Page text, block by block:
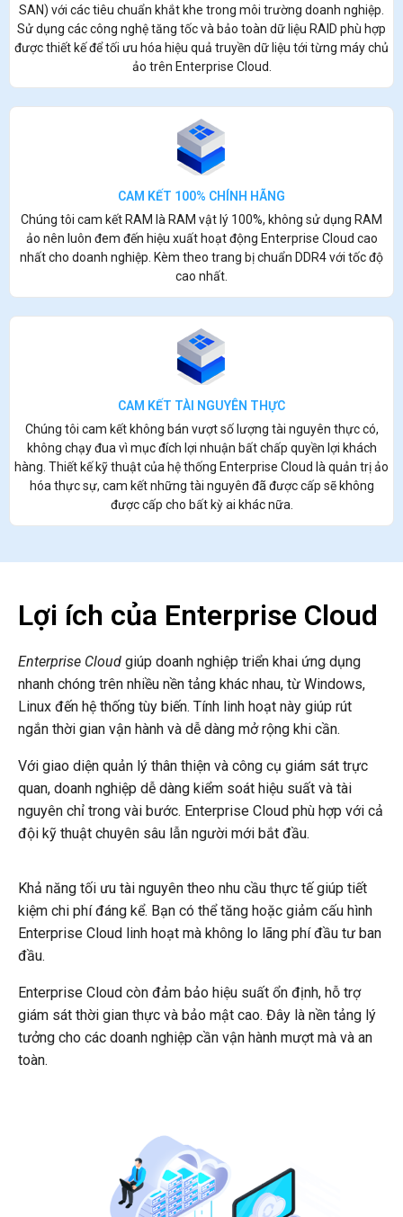
SAN) với các tiêu chuẩn khắt khe trong môi trường doanh nghiệp.
Sử dụng các công nghệ tăng tốc và bảo toàn dữ liệu RAID phù hợp
được thiết kế để tối ưu hóa hiệu quả truyền dữ liệu tới từng máy chủ
ảo trên Enterprise Cloud.
CAM KẾT 100% CHÍNH HÃNG
Chúng tôi cam kết RAM là RAM vật lý 100%, không sử dụng RAM
ảo nên luôn đem đến hiệu xuất hoạt động Enterprise Cloud cao
nhất cho doanh nghiệp. Kèm theo trang bị chuẩn DDR4 với tốc độ
cao nhất.
CAM KẾT TÀI NGUYÊN THỰC
Chúng tôi cam kết không bán vượt số lượng tài nguyên thực có,
không chạy đua vì mục đích lợi nhuận bất chấp quyền lợi khách
hàng. Thiết kế kỹ thuật của hệ thống Enterprise Cloud là quản trị ảo
hóa thực sự, cam kết những tài nguyên đã được cấp sẽ không
được cấp cho bất kỳ ai khác nữa.
Lợi ích của Enterprise Cloud
Enterprise Cloud giúp doanh nghiệp triển khai ứng dụng
nhanh chóng trên nhiều nền tảng khác nhau, từ Windows,
Linux đến hệ thống tùy biến. Tính linh hoạt này giúp rút
ngắn thời gian vận hành và dễ dàng mở rộng khi cần.
Với giao diện quản lý thân thiện và công cụ giám sát trực
quan, doanh nghiệp dễ dàng kiểm soát hiệu suất và tài
nguyên chỉ trong vài bước. Enterprise Cloud phù hợp với cả
đội kỹ thuật chuyên sâu lẫn người mới bắt đầu.
Khả năng tối ưu tài nguyên theo nhu cầu thực tế giúp tiết
kiệm chi phí đáng kể. Bạn có thể tăng hoặc giảm cấu hình
Enterprise Cloud linh hoạt mà không lo lãng phí đầu tư ban
đầu.
Enterprise Cloud còn đảm bảo hiệu suất ổn định, hỗ trợ
giám sát thời gian thực và bảo mật cao. Đây là nền tảng lý
tưởng cho các doanh nghiệp cần vận hành mượt mà và an
toàn.